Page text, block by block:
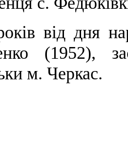
від дня
(1952),
м. Черкас.